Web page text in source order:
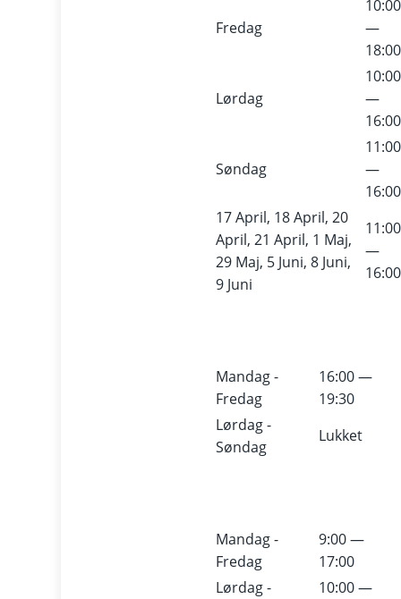
Fredag
10:00
—
18:00
Lørdag
10:00
—
16:00
Søndag
11:00
—
16:00
17 April, 18 April, 20
April, 21 April, 1 Maj,
29 Maj, 5 Juni, 8 Juni,
9 Juni
11:00
—
16:00
Mandag -
Fredag
16:00 —
19:30
Lørdag -
Søndag
Lukket
Mandag -
Fredag
9:00 —
17:00
Lørdag -
10:00 —